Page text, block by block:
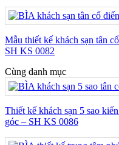
Mẫu thiết kế khách sạn tân
SH KS 0082
Cùng danh mục
Thiết kế khách sạn 5 sao
góc – SH KS 0086